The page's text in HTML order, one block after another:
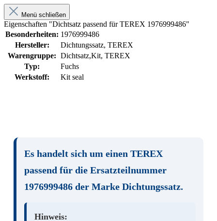
Menü schließen
Eigenschaften "Dichtsatz passend für TEREX 1976999486"
Besonderheiten: 1976999486
Hersteller:
Dichtungssatz, TEREX
Warengruppe: Dichtsatz,Kit, TEREX
Typ:
Fuchs
Werkstoff:
Kit seal
Es handelt sich um einen TEREX
passend für die Ersatzteilnummer
1976999486 der Marke Dichtungssatz.
Hinweis: